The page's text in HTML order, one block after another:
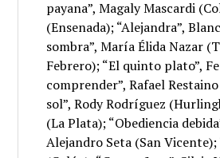
payana”, Magaly Mascardi
(Ensenada); “Alejandra”,
sombra”, María Élida Nazar
Febrero); “El quinto plato”,
comprender”, Rafael
sol”, Rody Rodríguez
(La Plata); “Obediencia
Alejandro Seta (San